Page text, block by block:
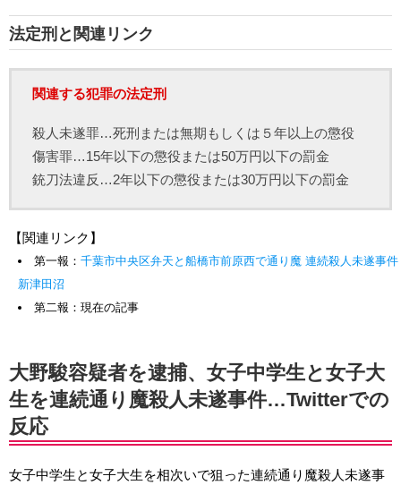
法定刑と関連リンク
関連する犯罪の法定刑
殺人未遂罪…死刑または無期もしくは５年以上の懲役
傷害罪…15年以下の懲役または50万円以下の罰金
銃刀法違反…2年以下の懲役または30万円以下の罰金
【関連リンク】
第一報： 千葉市中央区弁天と船橋市前原西で通り魔 連続殺人未遂事件
新津田沼
第二報：現在の記事
大野駿容疑者を逮捕、女子中学生と女子大
生を連続通り魔殺人未遂事件…Twitterでの
反応
女子中学生と女子大生を相次いで狙った連続通り魔殺人未遂事